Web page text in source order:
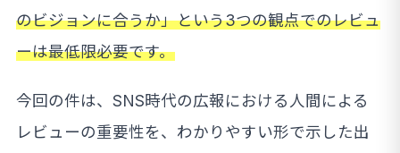
のビジョンに合うか」という3つの観点でのレビュ
ーは最低限必要です。
今回の件は、SNS時代の広報における人間による
レビューの重要性を、わかりやすい形で示した出